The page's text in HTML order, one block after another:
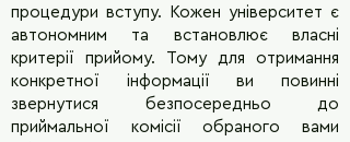
процедури вступу. Кожен університет є
автономним та встановлює власні
критерії прийому. Тому для отримання
конкретної інформації ви повинні
звернутися безпосередньо до
приймальної комісії обраного вами